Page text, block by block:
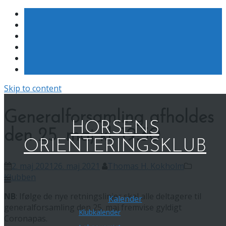
Skip to content
HORSENS
ORIENTERINGSKLUB
Kalender
Klubkalender
Generalforsamling afholdes
den 25. maj kl. 19:30
: Ifølge de nye retningslinjer skal alle deltagere til
generalforsamling den 25. maj fremvise gyldigt